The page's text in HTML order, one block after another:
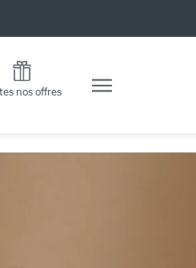
nos offres